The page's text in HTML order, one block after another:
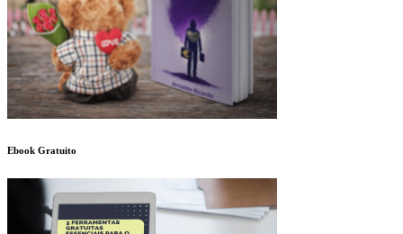
Ebook Gratuito